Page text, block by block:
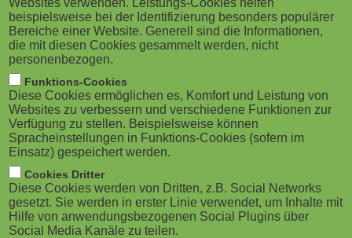
M
o
b
i
l
e
)
g
a
o
n
Potsdam, April 2023 - Interlake Learning
lädt zu einer neuen 30-minütigen Lunch &
Learn Session ein. Am 18. April 2023 um 12
Uhr begrüßt die Expertin Carolin Lüken alle
Interessierten und Kolleg:innen.
Folgende Themen stehen auf der Agenda:
Update zu neuen Features in Articulate 360 & Rise 360
Tipps & Tricks, um bei der Arbeit mit Articulate 360 Zeit zu
sparen
Websites verwenden. Leistungs-Cookies helfen
beispielsweise bei der Identifizierung besonders populärer
Bereiche einer Website. Generell sind die Informationen,
die mit diesen Cookies gesammelt werden, nicht
personenbezogen.
Funktions-Cookies
Diese Cookies ermöglichen es, Komfort und Leistung von
Websites zu verbessern und verschiedene Funktionen zur
Verfügung zu stellen. Beispielsweise können
Spracheinstellungen in Funktions-Cookies (sofern im
Einsatz) gespeichert werden.
Cookies Dritter
Diese Cookies werden von Dritten, z.B. Social Networks
gesetzt. Sie werden in erster Linie verwendet, um Inhalte mit
Hilfe von anwendungsbezogenen Social Plugins über
Social Media Kanäle zu teilen.